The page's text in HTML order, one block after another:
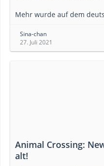
Mehr wurde auf dem
Sina-chan
27. Juli 2021
Animal Crossing:
alt!